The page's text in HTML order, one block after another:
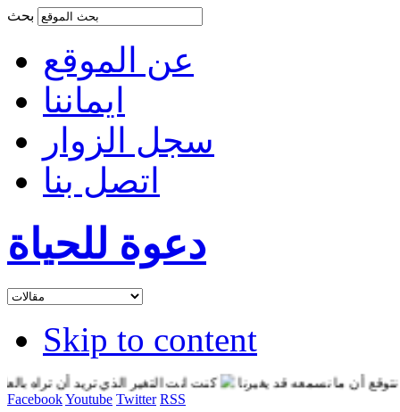
عن الموقع
ايماننا
سجل الزوار
اتصل بنا
دعوة للحياة
Skip to content
ما نسمعه قد يغيرنا كنت انت التغير الذي تريد أن تراه بالعالم
FacebookYoutube Twitter RSS